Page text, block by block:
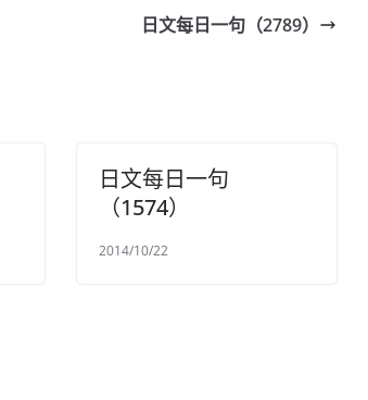
日文每日一句（2789）
日文每日一句
（1574）
2014/10/22